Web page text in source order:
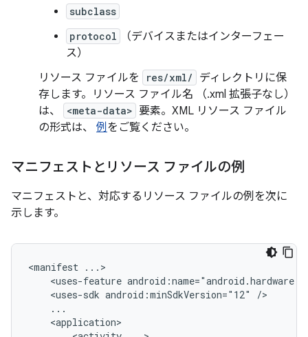
subclass
protocol
（デバイスまたはインターフェー
ス）
リソース ファイルを
res/xml/
ディレクトリに保
存します。リソース ファイル名 （.xml 拡張子なし）
は、
<meta-data> 要素。XML リソース ファイル
の形式は、 例をご覧ください。
マニフェストとリソース ファイルの例
マニフェストと、対応するリソース ファイルの例を次に
示します。
<manifest
<uses-feature
<uses-sdk android:minSdkVersion="12"